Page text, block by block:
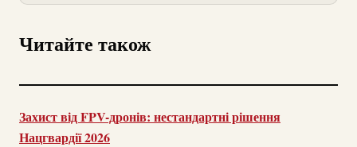
Читайте також
Захист від FPV-дронів: нестандартні рішення
Нацгвардії 2026